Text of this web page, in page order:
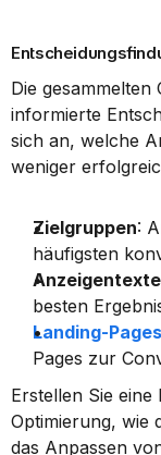
Die
informierte
sich an, welche
weniger
Zielgruppen:
häufigsten
Anzeigentexte
besten
Landing-Pages
Pages zur
Erstellen Sie
Optimierung, wie
das Anpassen